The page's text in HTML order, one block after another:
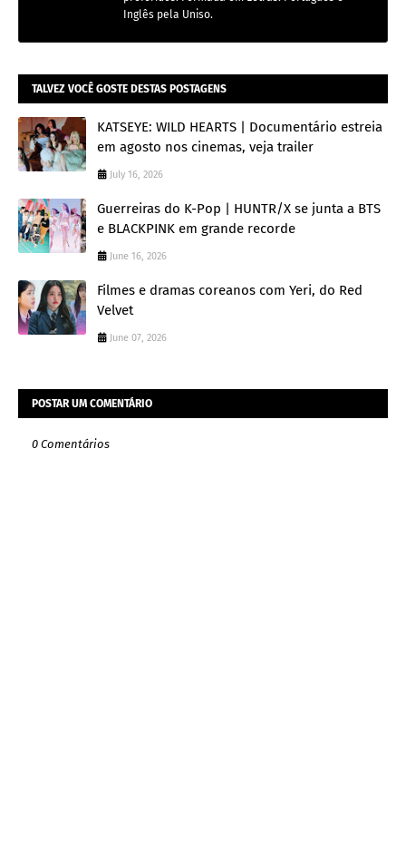
Inglês pela Uniso.
TALVEZ VOCÊ GOSTE DESTAS POSTAGENS
KATSEYE: WILD HEARTS | Documentário estreia
em agosto nos cinemas, veja trailer
July 16, 2026
Guerreiras do K-Pop | HUNTR/X se junta a BTS
e BLACKPINK em grande recorde
June 16, 2026
Filmes e dramas coreanos com Yeri, do Red
Velvet
June 07, 2026
POSTAR UM COMENTÁRIO
0 Comentários